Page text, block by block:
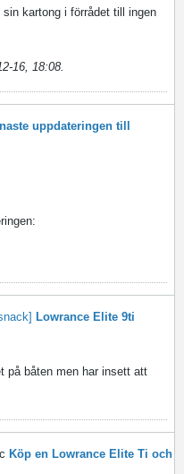
kartong i förrådet till ingen
16, 18:08
uppdateringen till
Lowrance Elite 9ti
på båten men har insett att
Köp en Lowrance Elite Ti och